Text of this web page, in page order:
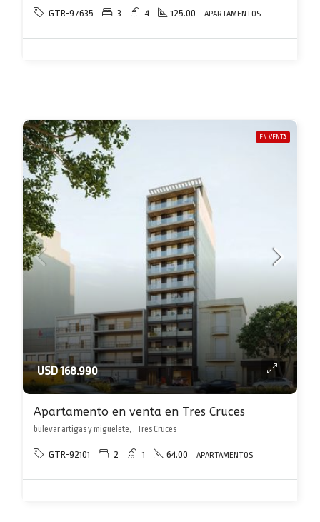
GTR-97635 3 4 125.00 APARTAMENTOS
EN VENTA
USD 168.990
Apartamento en venta en Tres Cruces
bulevar artigas y miguelete, , Tres Cruces
GTR-92101 2 1 64.00 APARTAMENTOS